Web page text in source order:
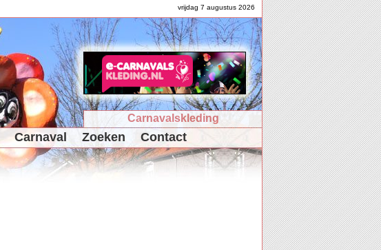
vrijdag 7 augustus 2026
Carnavalskleding
Carnaval Zoeken Contact